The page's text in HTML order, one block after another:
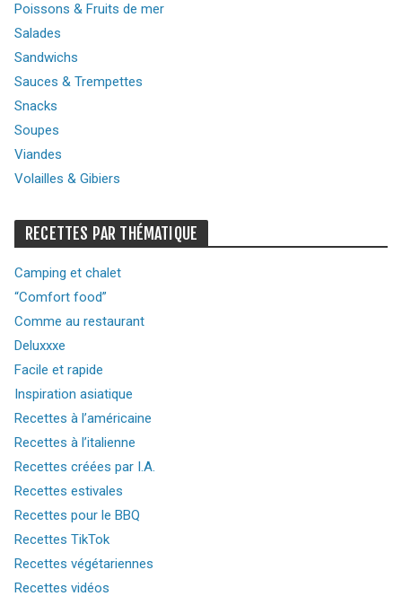
Poissons & Fruits de mer
Salades
Sandwichs
Sauces & Trempettes
Snacks
Soupes
Viandes
Volailles & Gibiers
RECETTES PAR THÉMATIQUE
Camping et chalet
“Comfort food”
Comme au restaurant
Deluxxxe
Facile et rapide
Inspiration asiatique
Recettes à l’américaine
Recettes à l’italienne
Recettes créées par I.A.
Recettes estivales
Recettes pour le BBQ
Recettes TikTok
Recettes végétariennes
Recettes vidéos